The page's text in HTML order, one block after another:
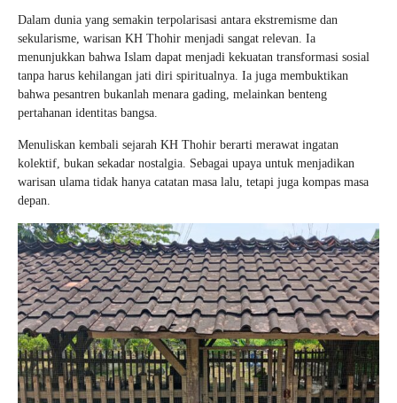
Dalam dunia yang semakin terpolarisasi antara ekstremisme dan
sekularisme, warisan KH Thohir menjadi sangat relevan. Ia
menunjukkan bahwa Islam dapat menjadi kekuatan transformasi sosial
tanpa harus kehilangan jati diri spiritualnya. Ia juga membuktikan
bahwa pesantren bukanlah menara gading, melainkan benteng
pertahanan identitas bangsa.
Menuliskan kembali sejarah KH Thohir berarti merawat ingatan
kolektif, bukan sekadar nostalgia. Sebagai upaya untuk menjadikan
warisan ulama tidak hanya catatan masa lalu, tetapi juga kompas masa
depan.